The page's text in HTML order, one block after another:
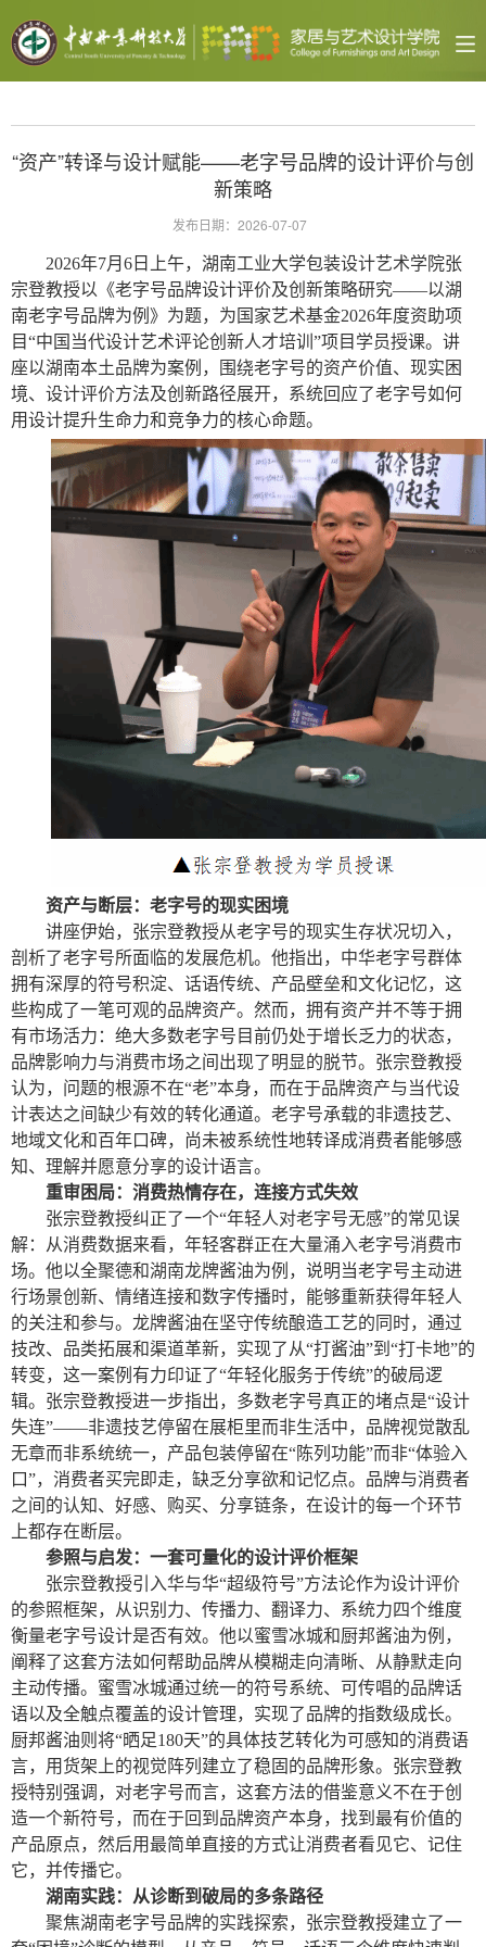
“资产”转译与设计赋能——老字号品牌的设计评价与创
新策略
发布日期：2026-07-07
2026年7月6日上午，湖南工业大学包装设计艺术学院张
宗登教授以《老字号品牌设计评价及创新策略研究——以湖
南老字号品牌为例》为题，为国家艺术基金2026年度资助项
目“中国当代设计艺术评论创新人才培训”项目学员授课。讲
座以湖南本土品牌为案例，围绕老字号的资产价值、现实困
境、设计评价方法及创新路径展开，系统回应了老字号如何
用设计提升生命力和竞争力的核心命题。
资产与断层：老字号的现实困境
讲座伊始，张宗登教授从老字号的现实生存状况切入，
剖析了老字号所面临的发展危机。他指出，中华老字号群体
拥有深厚的符号积淀、话语传统、产品壁垒和文化记忆，这
些构成了一笔可观的品牌资产。然而，拥有资产并不等于拥
有市场活力：绝大多数老字号目前仍处于增长乏力的状态，
品牌影响力与消费市场之间出现了明显的脱节。张宗登教授
认为，问题的根源不在“老”本身，而在于品牌资产与当代设
计表达之间缺少有效的转化通道。老字号承载的非遗技艺、
地域文化和百年口碑，尚未被系统性地转译成消费者能够感
知、理解并愿意分享的设计语言。
重审困局：消费热情存在，连接方式失效
张宗登教授纠正了一个“年轻人对老字号无感”的常见误
解：从消费数据来看，年轻客群正在大量涌入老字号消费市
场。他以全聚德和湖南龙牌酱油为例，说明当老字号主动进
行场景创新、情绪连接和数字传播时，能够重新获得年轻人
的关注和参与。龙牌酱油在坚守传统酿造工艺的同时，通过
技改、品类拓展和渠道革新，实现了从“打酱油”到“打卡地”的
转变，这一案例有力印证了“年轻化服务于传统”的破局逻
辑。张宗登教授进一步指出，多数老字号真正的堵点是“设计
失连”——非遗技艺停留在展柜里而非生活中，品牌视觉散乱
无章而非系统统一，产品包装停留在“陈列功能”而非“体验入
口”，消费者买完即走，缺乏分享欲和记忆点。品牌与消费者
之间的认知、好感、购买、分享链条，在设计的每一个环节
上都存在断层。
参照与启发：一套可量化的设计评价框架
张宗登教授引入华与华“超级符号”方法论作为设计评价
的参照框架，从识别力、传播力、翻译力、系统力四个维度
衡量老字号设计是否有效。他以蜜雪冰城和厨邦酱油为例，
阐释了这套方法如何帮助品牌从模糊走向清晰、从静默走向
主动传播。蜜雪冰城通过统一的符号系统、可传唱的品牌话
语以及全触点覆盖的设计管理，实现了品牌的指数级成长。
厨邦酱油则将“晒足180天”的具体技艺转化为可感知的消费语
言，用货架上的视觉阵列建立了稳固的品牌形象。张宗登教
授特别强调，对老字号而言，这套方法的借鉴意义不在于创
造一个新符号，而在于回到品牌资产本身，找到最有价值的
产品原点，然后用最简单直接的方式让消费者看见它、记住
它，并传播它。
湖南实践：从诊断到破局的多条路径
聚焦湖南老字号品牌的实践探索，张宗登教授建立了一